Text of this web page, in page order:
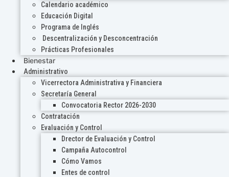
Calendario académico
Educación Digital
Programa de Inglés
Descentralización y Desconcentración
Prácticas Profesionales
Bienestar
Administrativo
Vicerrectora Administrativa y Financiera
Secretaría General
Convocatoria Rector 2026-2030
Contratación
Evaluación y Control
Drector de Evaluación y Control
Campaña Autocontrol
Cómo Vamos
Entes de control